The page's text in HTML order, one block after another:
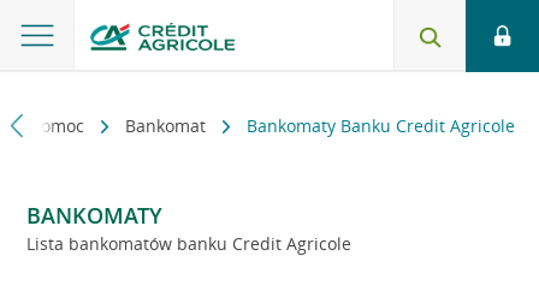
i pomoc Bankomat Bankomaty Banku Credit Agricole
BANKOMATY
Lista bankomatów banku Credit Agricole